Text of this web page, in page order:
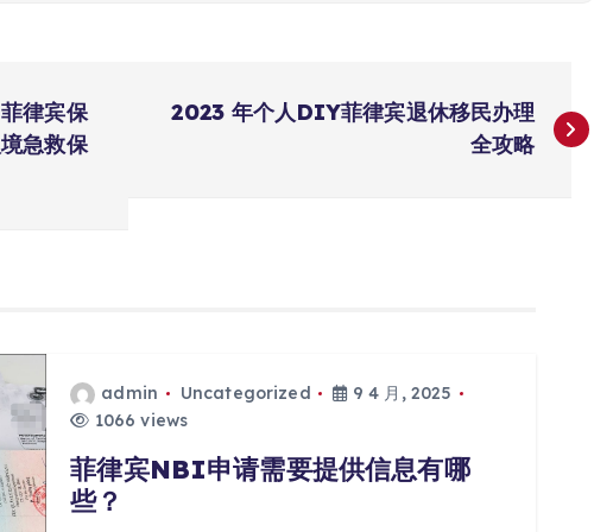
律宾保
急救保
2023 年个人DIY菲律宾退休移民办理
全攻略
admin Uncategorized
9 4 月, 2025
1066 views
菲律宾NBI申请需要提供信息有哪
些？